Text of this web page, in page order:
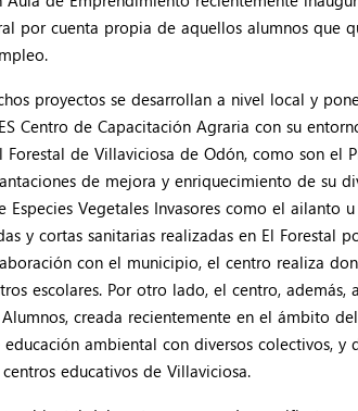
por cuenta propia de aquellos alumnos que
proyectos se desarrollan a nivel local y
Centro de Capacitación Agraria con su
Forestal de Villaviciosa de Odón, como son el
de mejora y enriquecimiento de su
Especies Vegetales Invasores como el ailanto
y cortas sanitarias realizadas en El Forestal
con el municipio, el centro realiza
escolares. Por otro lado, el centro,
creada recientemente en el ámbito
ambiental con diversos colectivos, y
educativos de Villaviciosa.